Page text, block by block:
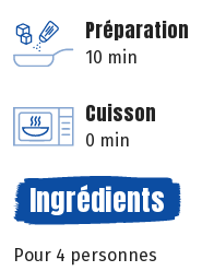
Préparation
10 min
Cuisson
0 min
Ingrédients
Pour 4 personnes